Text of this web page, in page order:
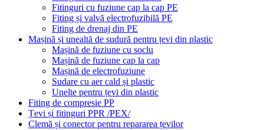
Fitinguri cu fuziune cap la cap PE
Fiting și valvă electrofuzibilă PE
Fiting de drenaj din PE
Mașină și unealtă de sudură pentru țevi din plastic
Mașină de fuziune cu soclu
Mașină de fuziune cap la cap
Mașină de electrofuziune
Sudare cu aer cald și plastic
Unelte pentru țevi din plastic
Fiting de compresie PP
Țevi și fitinguri PPR /PEX/
Clemă și conector pentru repararea țevilor